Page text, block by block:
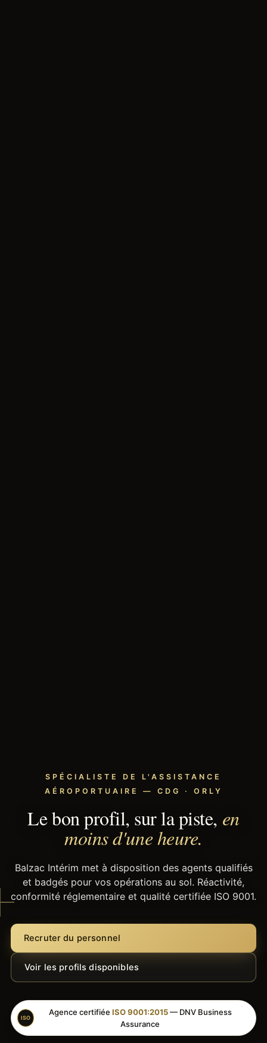
SPÉCIALISTE DE L'ASSISTANCE
AÉROPORTUAIRE — CDG · ORLY
Le bon profil, sur la piste, en
moins d'une heure.
Balzac Intérim met à disposition des agents qualifiés
et badgés pour vos opérations au sol. Réactivité,
conformité réglementaire et qualité certifiée ISO 9001.
Recruter du personnel
Voir les profils disponibles
ISO
Agence certifiée ISO 9001:2015— DNV Business
Assurance